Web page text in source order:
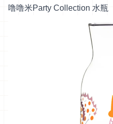
噜噜米Party Collection 水瓶